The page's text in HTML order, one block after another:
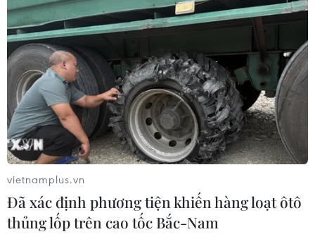
vietnamplus.vn
Đã xác định phương tiện khiến hàng loạt ôtô
thủng lốp trên cao tốc Bắc-Nam